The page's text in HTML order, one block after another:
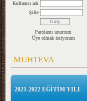
Kullanıcı adı
Şifre
Parolamı unuttum
Üye olmak istiyorum
MUHTEVA
2021-2022 EĞİTİM YILI